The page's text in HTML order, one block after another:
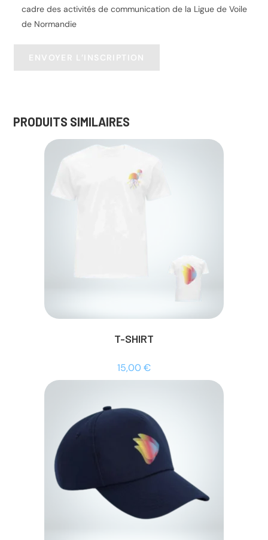
cadre des activités de communication de la Ligue de Voile
de Normandie
PRODUITS SIMILAIRES
T-SHIRT
15,00 €